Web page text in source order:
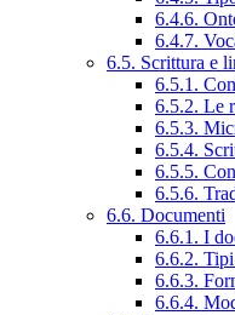
6.4.6.
6.4.7.
6.5. Scrittura e
6.5.1.
6.5.2. Le
6.5.3.
6.5.4.
6.5.5.
6.5.6.
6.6. Documenti
6.6.1. I
6.6.2.
6.6.3.
6.6.4.